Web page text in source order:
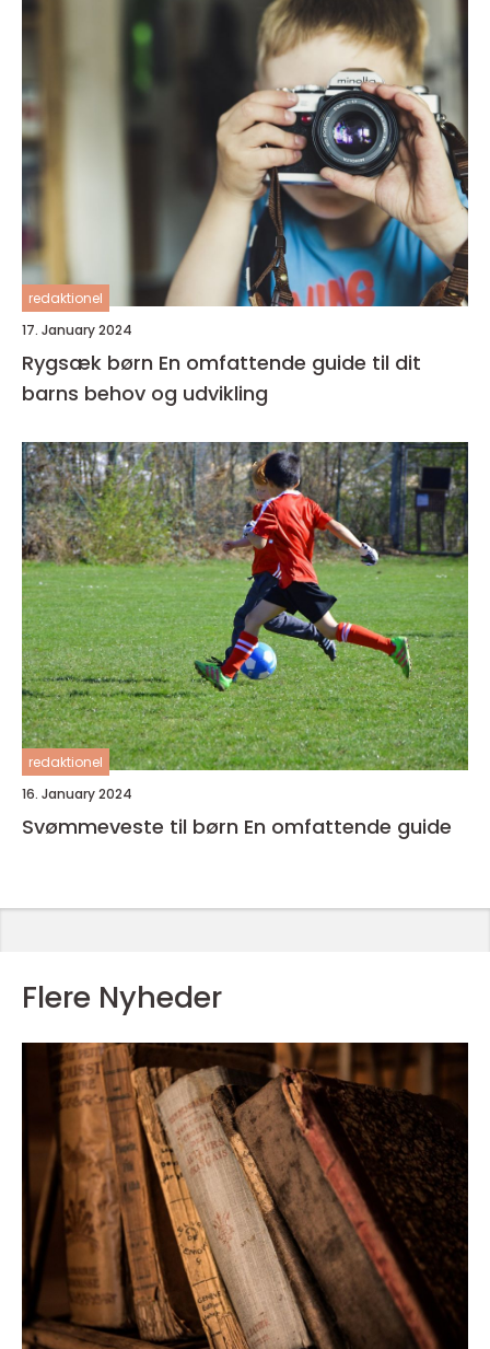
redaktionel
17. January 2024
Rygsæk børn En omfattende guide til dit
barns behov og udvikling
redaktionel
16. January 2024
Svømmeveste til børn En omfattende guide
Flere Nyheder